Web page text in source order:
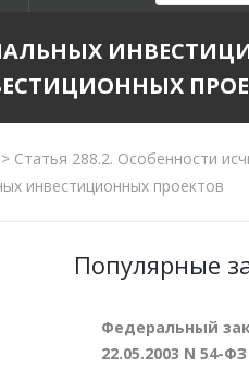
> Статья 288.2. Особенности
инвестиционных проектов
Популярные
Федеральный
22.05.2003 N 54-